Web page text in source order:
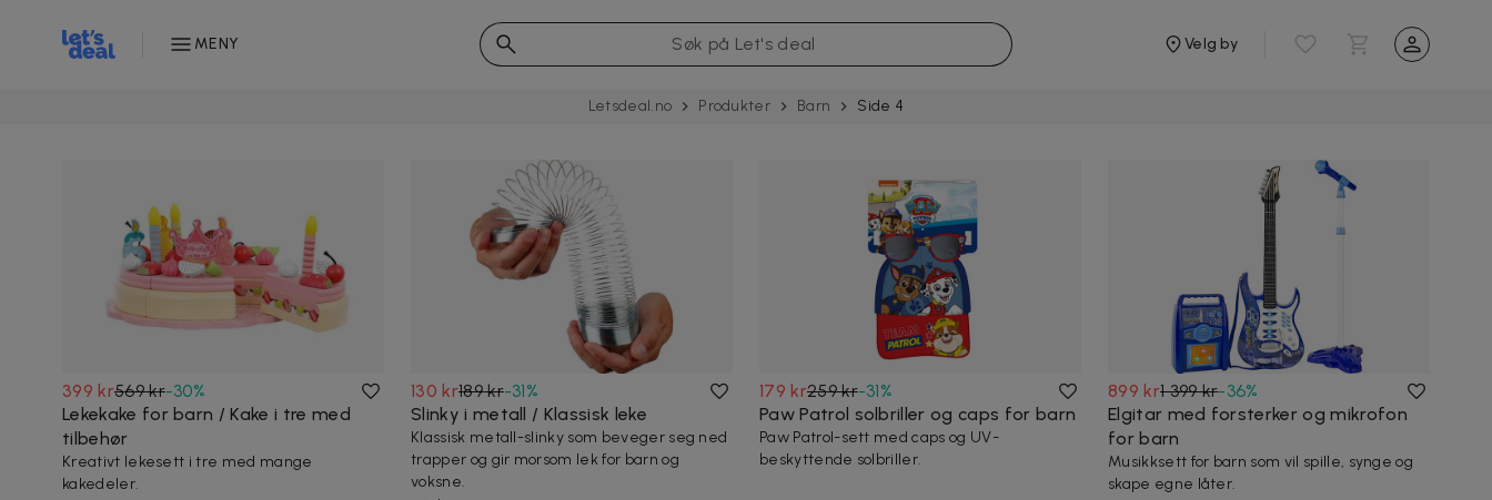
MENY Velg by
Letsdeal.no Produkter Barn Side 4
399 kr569 kr-30%
Lekekake for barn / Kake i tre med
tilbehør
Kreativt lekesett i tre med mange
kakedeler.
130 kr189 kr-31%
Slinky i metall / Klassisk leke
Klassisk metall-slinky som beveger seg ned
trapper og gir morsom lek for barn og
voksne.
179 kr259 kr-31%
Paw Patrol solbriller og caps for barn
Paw Patrol-sett med caps og UV-
beskyttende solbriller.
899 kr1 399 kr-36%
Elgitar med forsterker og mikrofon
for barn
Musikksett for barn som vil spille, synge og
skape egne låter.